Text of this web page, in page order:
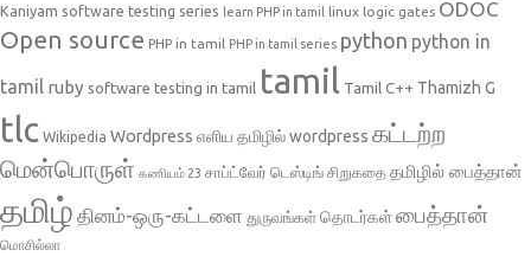
Kaniyam software testing series learn PHP in tamil linux logic gates ODOC
Open source PHP in tamil PHP in tamil series python python in
tamil ruby software testing in tamil tamil Tamil C++ Thamizh G
tlc Wikipedia Wordpress எளிய தமிழில் wordpress கட்டற்ற
மென்பொருள் கணியம் 23 சாப்ட்வேர் டெஸ்டிங் சிறுகதை தமிழில் பைத்தான்
தமிழ் தினம்-ஒரு-கட்டளை துருவங்கள் தொடர்கள்பைத்தான்
மொசில்லா